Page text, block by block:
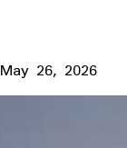
May 26, 2026